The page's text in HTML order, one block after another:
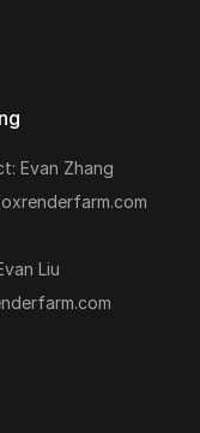
Evan Zhang
Liu